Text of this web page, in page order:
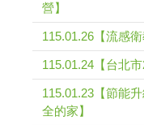
營】
115.01.26【流感衛
115.01.24【台北市
115.01.23【節能
全的家】